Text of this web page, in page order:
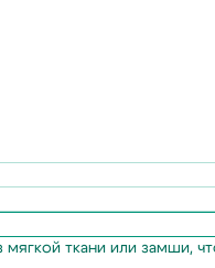
ткани или замши,